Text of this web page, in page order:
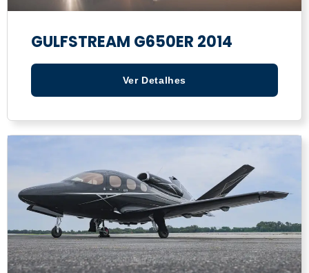
GULFSTREAM G650ER 2014
Ver Detalhes